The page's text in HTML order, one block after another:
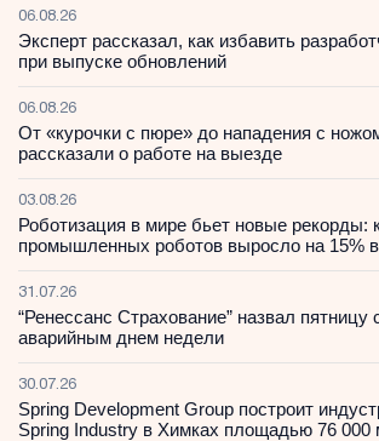
06.08.26
Эксперт рассказал, как избавить
при выпуске обновлений
06.08.26
От «курочки с пюре» до нападения с
рассказали о работе на выезде
03.08.26
Роботизация в мире бьет новые рекорды:
промышленных роботов выросло на 15% в
31.07.26
“Ренессанс Страхование” назвал
аварийным днем недели
30.07.26
Spring Development Group построит
Spring Industry в Химках площадью 76 000